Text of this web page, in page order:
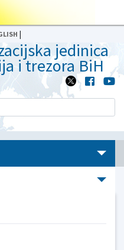
|
jedinica
i trezora BiH